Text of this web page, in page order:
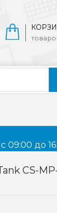
09:00 до
CS-